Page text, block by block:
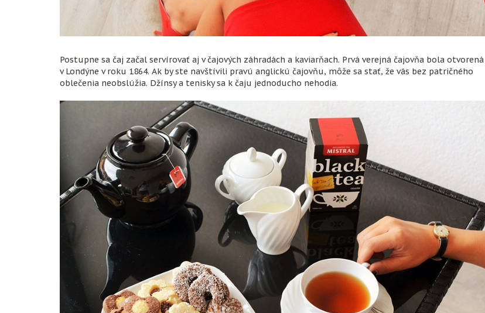
Postupne sa čaj začal servírovať aj v čajových záhradách a kaviarňach. Prvá verejná čajovňa bola otvorená
v Londýne v roku 1864. Ak by ste navštívili pravú anglickú čajovňu, môže sa stať, že vás bez patričného
oblečenia neobslúžia. Džínsy a tenisky sa k čaju jednoducho nehodia.